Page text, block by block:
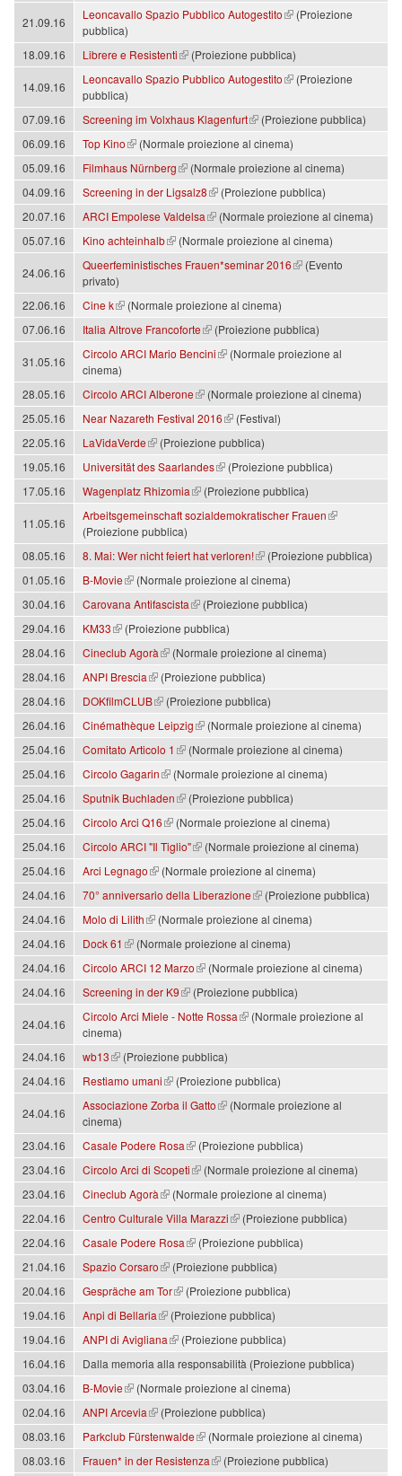
21.09.16
Leoncavallo Spazio Pubblico Autogestito
(Proiezione
pubblica)
18.09.16
Librere e Resistenti
(link is external) (Proiezione pubblica)
14.09.16
Leoncavallo Spazio Pubblico Autogestito
(Proiezione
pubblica)
07.09.16
Screening im Volxhaus Klagenfurt
(link is external)
(Proiezione pubblica)
06.09.16
Top Kino
(link is external)
(Normale proiezione al cinema)
05.09.16
Filmhaus Nürnberg
(link is external)
(Normale proiezione al cinema)
04.09.16
Screening in der Ligsalz8
(link is external)
(Proiezione pubblica)
20.07.16
ARCI Empolese Valdelsa
(link is external)
(Normale proiezione al cinema)
05.07.16
Kino achteinhalb
(link is external) (Normale proiezione al cinema)
24.06.16
Queerfeministisches Frauen*seminar 2016
(Evento
privato)
22.06.16
Cine k
(link is external)
(Normale proiezione al cinema)
07.06.16
Italia Altrove Francoforte
(link is external) (Proiezione pubblica)
31.05.16
Circolo ARCI Mario Bencini
(Normale proiezione al
cinema)
28.05.16
Circolo ARCI Alberone
(link is external)
(Normale proiezione al cinema)
25.05.16
Near Nazareth Festival 2016
(link is external)
(Festival)
22.05.16
LaVidaVerde
(link is external)
(Proiezione pubblica)
19.05.16
Universität des Saarlandes
(link is external)
(Proiezione pubblica)
17.05.16
Wagenplatz Rhizomia
(link is external) (Proiezione pubblica)
11.05.16
Arbeitsgemeinschaft sozialdemokratischer Frauen
(Proiezione pubblica)
08.05.16
8. Mai: Wer nicht feiert hat verloren!
(link is external)
(Proiezione pubblica)
01.05.16
B-Movie
(link is external)
(Normale proiezione al cinema)
30.04.16
Carovana Antifascista
(link is external)
(Proiezione pubblica)
29.04.16
KM33
(link is external)
(Proiezione pubblica)
28.04.16
Cineclub Agorà
(link is external)
(Normale proiezione al cinema)
28.04.16
ANPI Brescia
(link is external)
(Proiezione pubblica)
28.04.16
DOKfilmCLUB
(link is external)
(Proiezione pubblica)
26.04.16
Cinémathèque Leipzig
(link is external)
(Normale proiezione al cinema)
25.04.16
Comitato Articolo 1
(link is external)
(Normale proiezione al cinema)
25.04.16
Circolo Gagarin
(link is external)
(Normale proiezione al cinema)
25.04.16
Sputnik Buchladen
(link is external)
(Proiezione pubblica)
25.04.16
Circolo Arci Q16
(link is external)
(Normale proiezione al cinema)
25.04.16
Circolo ARCI "Il Tiglio"
(link is external)
(Normale proiezione al cinema)
25.04.16
Arci Legnago
(link is external)
(Normale proiezione al cinema)
24.04.16
70° anniversario della Liberazione
(link is external)
(Proiezione pubblica)
24.04.16
Molo di Lilith
(link is external)
(Normale proiezione al cinema)
24.04.16
Dock 61
(link is external)
(Normale proiezione al cinema)
24.04.16
Circolo ARCI 12 Marzo
(link is external)
(Normale proiezione al cinema)
24.04.16
Screening in der K9
(link is external) (Proiezione pubblica)
24.04.16
Circolo Arci Miele - Notte Rossa
(Normale proiezione al
cinema)
24.04.16
wb13
(link is external)
(Proiezione pubblica)
24.04.16
Restiamo umani
(link is external) (Proiezione pubblica)
24.04.16
Associazione Zorba il Gatto
(Normale proiezione al
cinema)
23.04.16
Casale Podere Rosa
(link is external)
(Proiezione pubblica)
23.04.16
Circolo Arci di Scopeti
(link is external)
(Normale proiezione al cinema)
23.04.16
Cineclub Agorà
(link is external)
(Normale proiezione al cinema)
22.04.16
Centro Culturale Villa Marazzi
(link is external)
(Proiezione pubblica)
22.04.16
Casale Podere Rosa
(link is external)
(Proiezione pubblica)
21.04.16
Spazio Corsaro
(link is external)
(Proiezione pubblica)
20.04.16
Gespräche am Tor
(link is external)
(Proiezione pubblica)
19.04.16
Anpi di Bellaria
(link is external)
(Proiezione pubblica)
19.04.16
ANPI di Avigliana
(link is external)
(Proiezione pubblica)
16.04.16
Dalla memoria alla responsabilità (Proiezione pubblica)
03.04.16
B-Movie
(link is external)
(Normale proiezione al cinema)
02.04.16
ANPI Arcevia
(link is external)
(Proiezione pubblica)
08.03.16
Parkclub Fürstenwalde
(link is external)
(Normale proiezione al cinema)
08.03.16
Frauen* in der Resistenza
(link is external)
(Proiezione pubblica)